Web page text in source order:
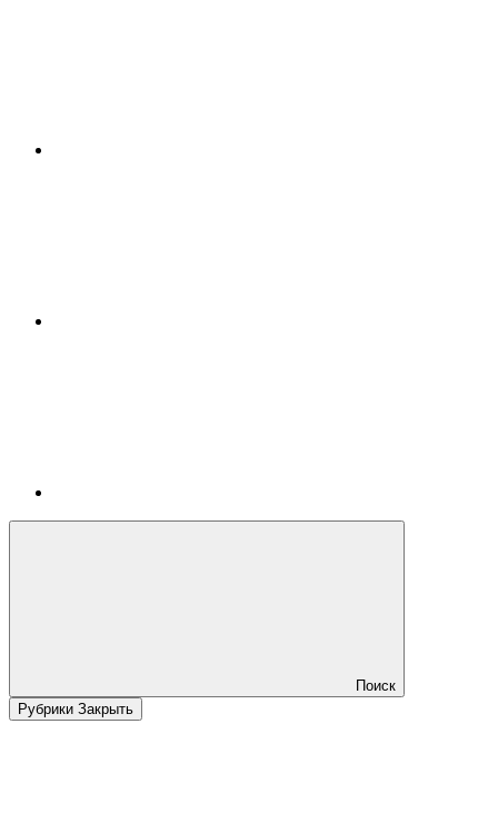
Поиск
Рубрики Закрыть